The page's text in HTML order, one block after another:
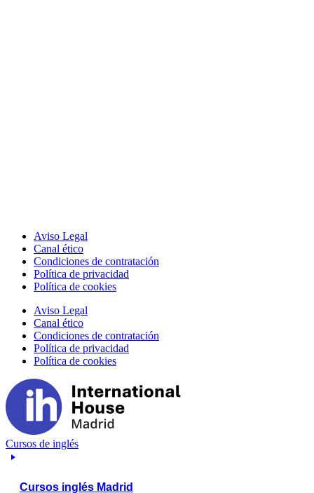
Aviso Legal
Canal ético
Condiciones de contratación
Política de privacidad
Política de cookies
Aviso Legal
Canal ético
Condiciones de contratación
Política de privacidad
Política de cookies
Cursos de inglés
Cursos inglés Madrid